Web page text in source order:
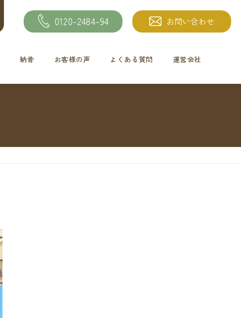
0120-2484-94 お問い合わせ
納骨 お客様の声 よくある質問 運営会社